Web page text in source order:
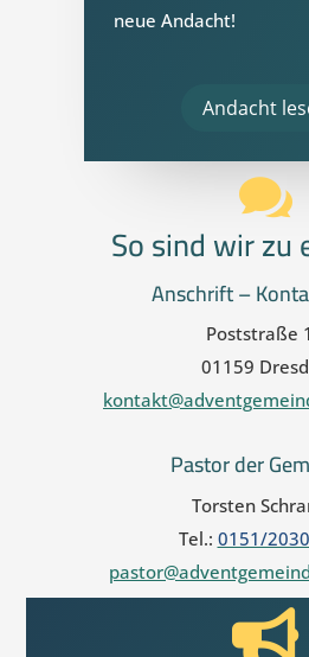
neue Andacht!
Andacht

So sind wir zu
Anschrift –
Poststraße
01159
Pastor der
Torsten
Tel.: 0151/
